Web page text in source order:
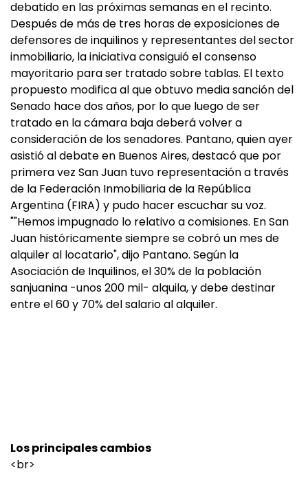
debatido en las próximas semanas en el recinto.
Después de más de tres horas de exposiciones de
defensores de inquilinos y representantes del sector
inmobiliario, la iniciativa consiguió el consenso
mayoritario para ser tratado sobre tablas. El texto
propuesto modifica al que obtuvo media sanción del
Senado hace dos años, por lo que luego de ser
tratado en la cámara baja deberá volver a
consideración de los senadores. Pantano, quien ayer
asistió al debate en Buenos Aires, destacó que por
primera vez San Juan tuvo representación a través
de la Federación Inmobiliaria de la República
Argentina (FIRA) y pudo hacer escuchar su voz.
""Hemos impugnado lo relativo a comisiones. En San
Juan históricamente siempre se cobró un mes de
alquiler al locatario", dijo Pantano. Según la
Asociación de Inquilinos, el 30% de la población
sanjuanina -unos 200 mil- alquila, y debe destinar
entre el 60 y 70% del salario al alquiler.
Los principales cambios
<br>